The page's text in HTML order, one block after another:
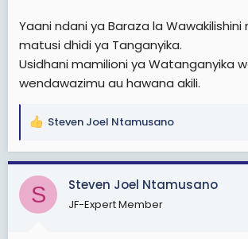
Yaani ndani ya Baraza la
matusi dhidi ya Tanganyika.
Usidhani mamilioni ya Watanganyika
wendawazimu au hawana akili.
R
a
c
i
Steven Joel Ntamusano
S Steven Joel Ntamusano
JF-Expert Member